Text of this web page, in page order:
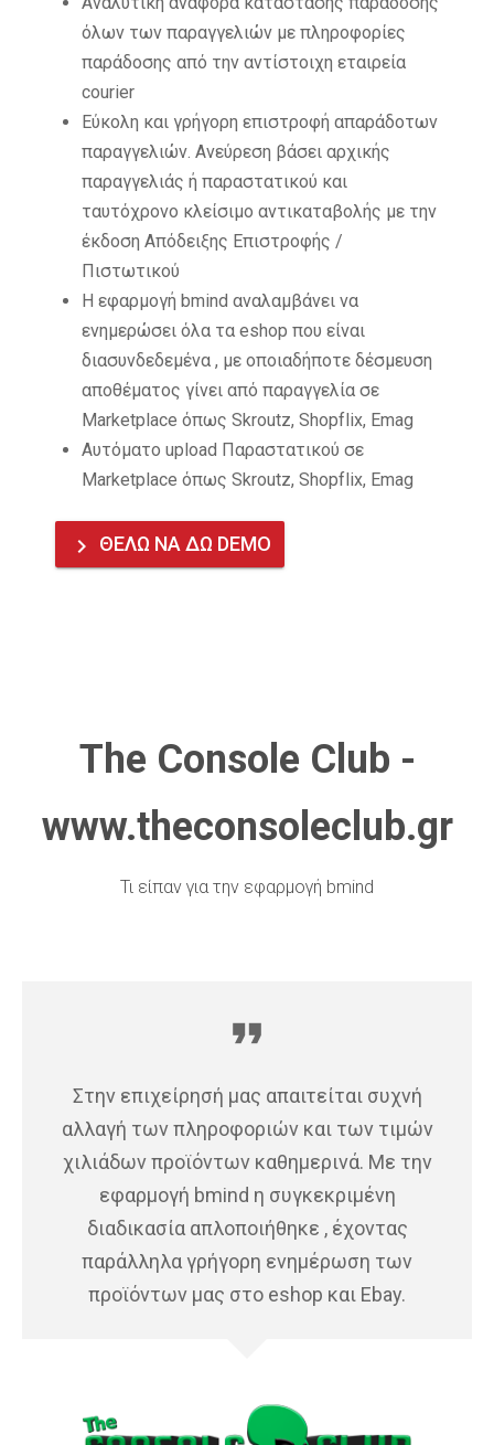
όλων των παραγγελιών με πληροφορίες
παράδοσης από την αντίστοιχη εταιρεία
courier
Εύκολη και γρήγορη επιστροφή απαράδοτων
παραγγελιών. Ανεύρεση βάσει αρχικής
παραγγελιάς ή παραστατικού και
ταυτόχρονο κλείσιμο αντικαταβολής με την
έκδοση Απόδειξης Επιστροφής /
Πιστωτικού
Η εφαρμογή bmind αναλαμβάνει να
ενημερώσει όλα τα eshop που είναι
διασυνδεδεμένα , με οποιαδήποτε δέσμευση
αποθέματος γίνει από παραγγελία σε
Marketplace όπως Skroutz, Shopflix, Emag
Αυτόματο upload Παραστατικού σε
Marketplace όπως Skroutz, Shopflix, Emag
keyboard_arrow_right ΘΕΛΩ ΝΑ ΔΩ DEMO
The Console Club -
www.theconsoleclub.gr
Τι είπαν για την εφαρμογή bmind
format_quote
Στην επιχείρησή μας απαιτείται συχνή
αλλαγή των πληροφοριών και των τιμών
χιλιάδων προϊόντων καθημερινά. Με την
εφαρμογή bmind η συγκεκριμένη
διαδικασία απλοποιήθηκε , έχοντας
παράλληλα γρήγορη ενημέρωση των
προϊόντων μας στο eshop και Ebay.